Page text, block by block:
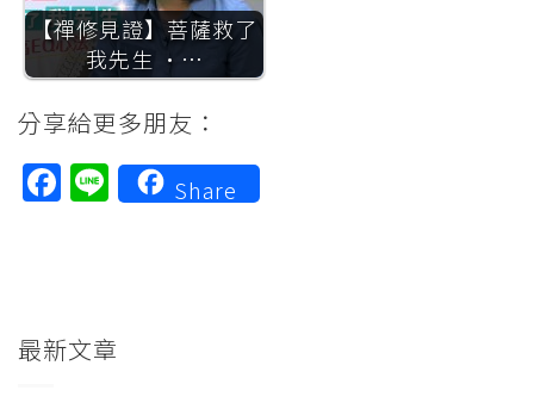
【禪修見證】菩薩救了
我先生 ·…
分享給更多朋友：
Facebook
LineShare
最新文章